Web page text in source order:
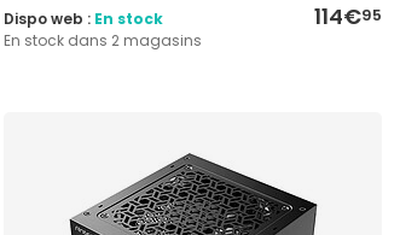
114€95
Dispo web : En stock
En stock dans 2 magasins